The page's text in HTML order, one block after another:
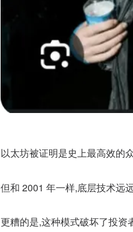
以太坊被证明是史上最高效的
但和 2001 年一样,底层技术远
更糟的是,这种模式破坏了投资